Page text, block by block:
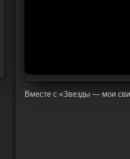
Bмecтe c «Звезды — мои